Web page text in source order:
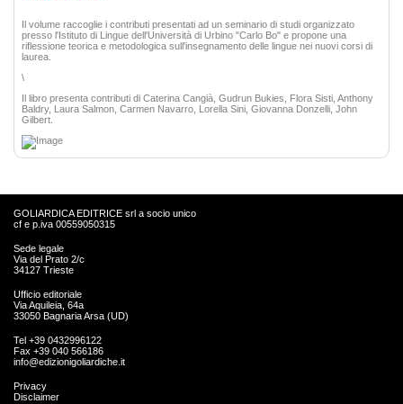
Il volume raccoglie i contributi presentati ad un seminario di studi organizzato
presso l'Istituto di Lingue dell'Università di Urbino "Carlo Bo" e propone una
riflessione teorica e metodologica sull'insegnamento delle lingue nei nuovi corsi di
laurea.
\
Il libro presenta contributi di Caterina Cangià, Gudrun Bukies, Flora Sisti, Anthony
Baldry, Laura Salmon, Carmen Navarro, Lorella Sini, Giovanna Donzelli, John
Gilbert.
GOLIARDICA EDITRICE srl a socio unico
cf e p.iva 00559050315
Sede legale
Via del Prato 2/c
34127 Trieste
Ufficio editoriale
Via Aquileia, 64a
33050 Bagnaria Arsa (UD)
Tel +39 0432996122
Fax +39 040 566186
info@edizionigoliardiche.it
Privacy
Disclaimer